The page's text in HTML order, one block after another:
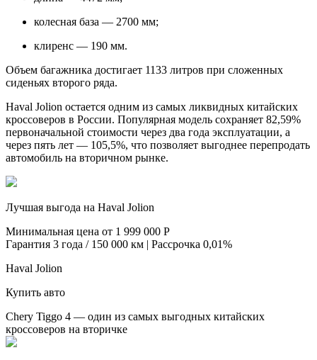
колесная база — 2700 мм;
клиренс — 190 мм.
Объем багажника достигает 1133 литров при сложенных
сиденьях второго ряда.
Haval Jolion остается одним из самых ликвидных китайских
кроссоверов в России. Популярная модель сохраняет 82,59%
первоначальной стоимости через два года эксплуатации, а
через пять лет — 105,5%, что позволяет выгоднее перепродать
автомобиль на вторичном рынке.
Лучшая выгода на Haval Jolion
Минимальная цена от 1 999 000 Р
Гарантия 3 года / 150 000 км | Рассрочка 0,01%
Haval Jolion
Купить авто
Chery Tiggo 4 — один из самых выгодных китайских
кроссоверов на вторичке